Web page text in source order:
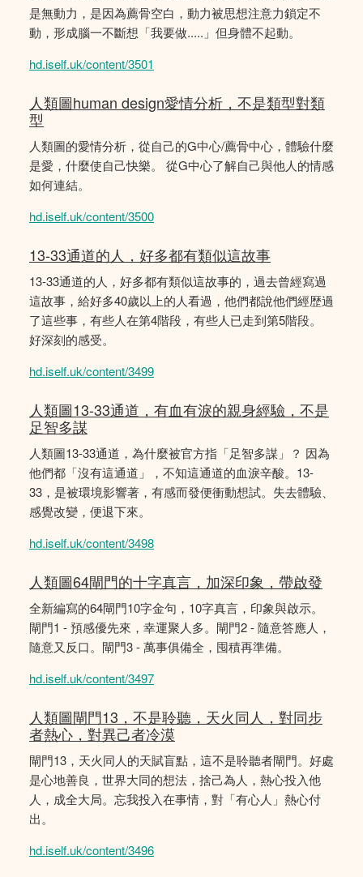
是無動力，是因為薦骨空白，動力被思想注意力鎖定不
動，形成腦一不斷想「我要做.....」但身體不起動。
hd.iself.uk/content/3501
人類圖human design愛情分析，不是類型對類
型
人類圖的愛情分析，從自己的G中心/薦骨中心，體驗什麼
是愛，什麼使自己快樂。 從G中心了解自己與他人的情感
如何連結。
hd.iself.uk/content/3500
13-33通道的人，好多都有類似這故事
13-33通道的人，好多都有類似這故事的，過去曾經寫過
這故事，給好多40歲以上的人看過，他們都說他們經歴過
了這些事，有些人在第4階段，有些人已走到第5階段。
好深刻的感受。
hd.iself.uk/content/3499
人類圖13-33通道，有血有淚的親身經驗，不是
足智多謀
人類圖13-33通道，為什麼被官方指「足智多謀」？ 因為
他們都「沒有這通道」，不知這通道的血淚辛酸。13-
33，是被環境影響著，有感而發便衝動想試。失去體驗、
感覺改變，便退下來。
hd.iself.uk/content/3498
人類圖64閘門的十字真言，加深印象，帶啟發
全新編寫的64閘門10字金句，10字真言，印象與啟示。
閘門1 - 預感優先來，幸運聚人多。閘門2 - 隨意答應人，
隨意又反口。閘門3 - 萬事俱備全，囤積再準備。
hd.iself.uk/content/3497
人類圖閘門13，不是聆聽，天火同人，對同步
者熱心，對異己者冷漠
閘門13，天火同人的天賦盲點，這不是聆聽者閘門。好處
是心地善良，世界大同的想法，捨己為人，熱心投入他
人，成全大局。忘我投入在事情，對「有心人」熱心付
出。
hd.iself.uk/content/3496